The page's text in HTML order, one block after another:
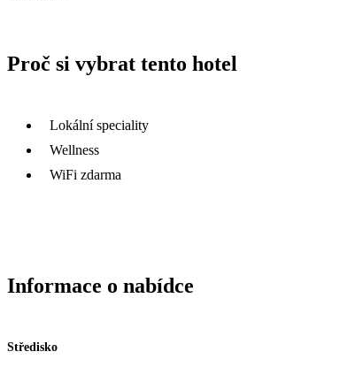
Proč si vybrat tento hotel
Lokální speciality
Wellness
WiFi zdarma
Informace o nabídce
Středisko